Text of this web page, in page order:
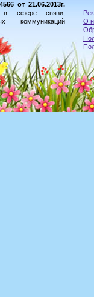
от 21.06.2013г.
в сфере связи,
коммуникаций
О